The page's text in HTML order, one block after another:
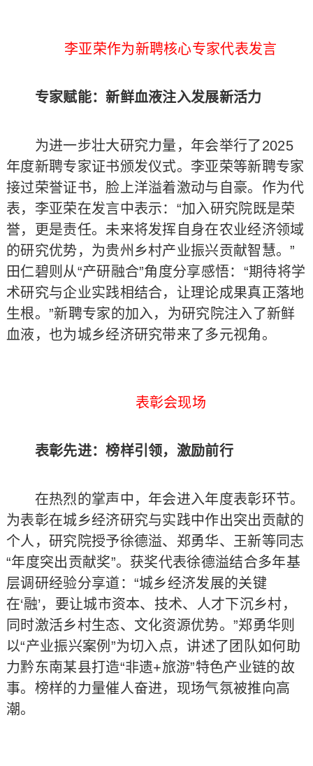
李亚荣作为新聘核心专家代表发言
专家赋能：新鲜血液注入发展新活力
为进一步壮大研究力量，年会举行了2025
年度新聘专家证书颁发仪式。李亚荣等新聘专家
接过荣誉证书，脸上洋溢着激动与自豪。作为代
表，李亚荣在发言中表示：“加入研究院既是荣
誉，更是责任。未来将发挥自身在农业经济领域
的研究优势，为贵州乡村产业振兴贡献智慧。”
田仁碧则从“产研融合”角度分享感悟：“期待将学
术研究与企业实践相结合，让理论成果真正落地
生根。”新聘专家的加入，为研究院注入了新鲜
血液，也为城乡经济研究带来了多元视角。
表彰会现场
表彰先进：榜样引领，激励前行
在热烈的掌声中，年会进入年度表彰环节。
为表彰在城乡经济研究与实践中作出突出贡献的
个人，研究院授予徐德溢、郑勇华、王新等同志
“年度突出贡献奖”。获奖代表徐德溢结合多年基
层调研经验分享道：“城乡经济发展的关键
在‘融’，要让城市资本、技术、人才下沉乡村，
同时激活乡村生态、文化资源优势。”郑勇华则
以“产业振兴案例”为切入点，讲述了团队如何助
力黔东南某县打造“非遗+旅游”特色产业链的故
事。榜样的力量催人奋进，现场气氛被推向高
潮。